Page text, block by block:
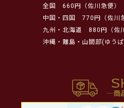
全国
660円（佐川急便）
中国・四国
770円（佐川
九州・北海道
880円（佐
沖縄・離島・山間部(ゆう